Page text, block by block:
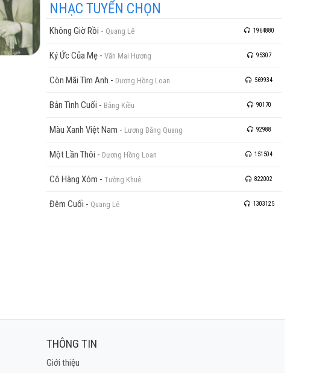
sống
NHẠC TUYỂN CHỌN
Không Giờ Rồi - Quang Lê 1964880
Ký Ức Của Mẹ - Văn Mai Hương 95307
Còn Mãi Tìm Anh - Dương Hồng Loan 569934
Bản Tình Cuối - Bằng Kiều 90170
Màu Xanh Việt Nam - Lương Bằng Quang 92988
Một Lần Thôi - Dương Hồng Loan 151504
Cô Hàng Xóm - Tường Khuê 822002
Đêm Cuối - Quang Lê 1303125
THÔNG TIN
Giới thiệu